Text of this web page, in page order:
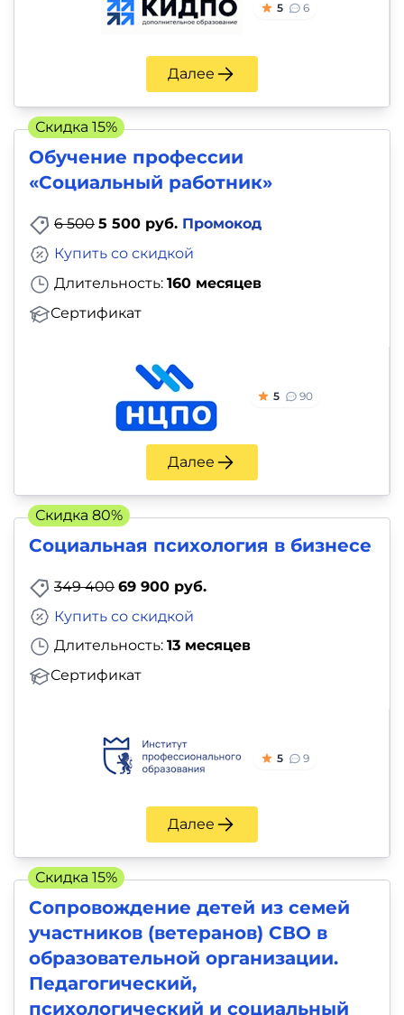
5 6
Далее
Обучение профессии
«Социальный работник»
6 500 5 500 руб. Промокод
Длительность: 160 месяцев
Сертификат
Купить со скидкой
5 90
Далее
Скидка 15%
Социальная психология в бизнесе
349 400 69 900 руб.
Длительность: 13 месяцев
Сертификат
Купить со скидкой
5 9
Далее
Скидка 80%
Сопровождение детей из семей
участников (ветеранов) СВО в
образовательной организации.
Педагогический,
психологический и социальный
Скидка 15%